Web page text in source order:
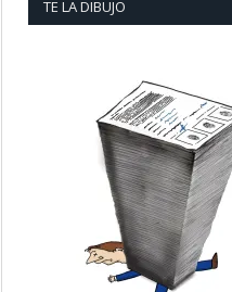
TE LA DIBUJO